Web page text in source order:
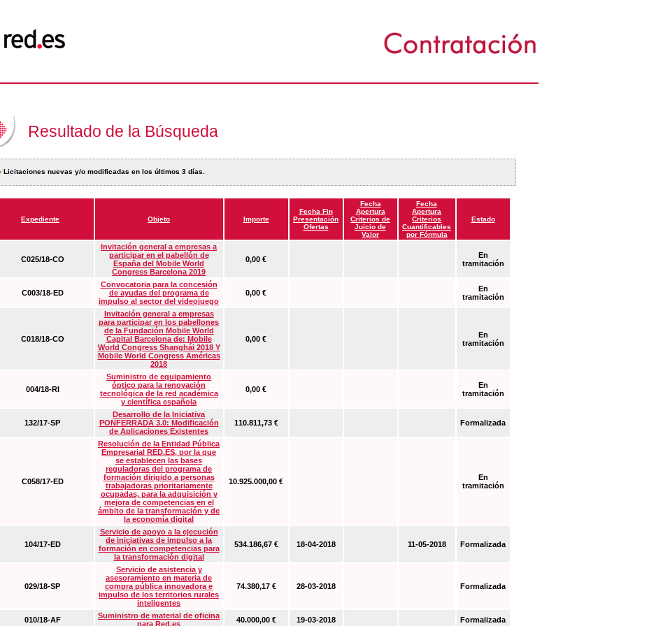
Resultado de la Búsqueda
Licitaciones nuevas y/o modificadas en los últimos 3 días.
Expediente Objeto Importe
Fecha Fin
Presentación
Ofertas
Fecha
Apertura
Criterios de
Juicio de
Valor
Fecha
Apertura
Criterios
Cuantificables
por Fórmula
Estado
C025/18-CO
Invitación general a empresas a
participar en el pabellón de
España del Mobile World
Congress Barcelona 2019
0,00 €
En
tramitación
C003/18-ED
Convocatoria para la concesión
de ayudas del programa de
impulso al sector del videojuego
0,00 €
En
tramitación
C018/18-CO
Invitación general a empresas
para participar en los pabellones
de la Fundación Mobile World
Capital Barcelona de: Mobile
World Congress Shanghái 2018 Y
Mobile World Congress Américas
2018
0,00 €
En
tramitación
004/18-RI
Suministro de equipamiento
óptico para la renovación
tecnológica de la red académica
y científica española
0,00 €
En
tramitación
132/17-SP
Desarrollo de la Iniciativa
PONFERRADA 3.0: Modificación
de Aplicaciones Existentes
110.811,73 € Formalizada
C058/17-ED
Resolución de la Entidad Pública
Empresarial RED.ES, por la que
se establecen las bases
reguladoras del programa de
formación dirigido a personas
trabajadoras prioritariamente
ocupadas, para la adquisición y
mejora de competencias en el
ámbito de la transformación y de
la economía digital
10.925.000,00 €
En
tramitación
104/17-ED
Servicio de apoyo a la ejecución
de iniciativas de impulso a la
formación en competencias para
la transformación digital
534.186,67 € 18-04-2018 11-05-2018 Formalizada
029/18-SP
Servicio de asistencia y
asesoramiento en materia de
compra pública innovadora e
impulso de los territorios rurales
inteligentes
74.380,17 € 28-03-2018 Formalizada
010/18-AF
Suministro de material de oficina
para Red.es
40.000,00 € 19-03-2018 Formalizada